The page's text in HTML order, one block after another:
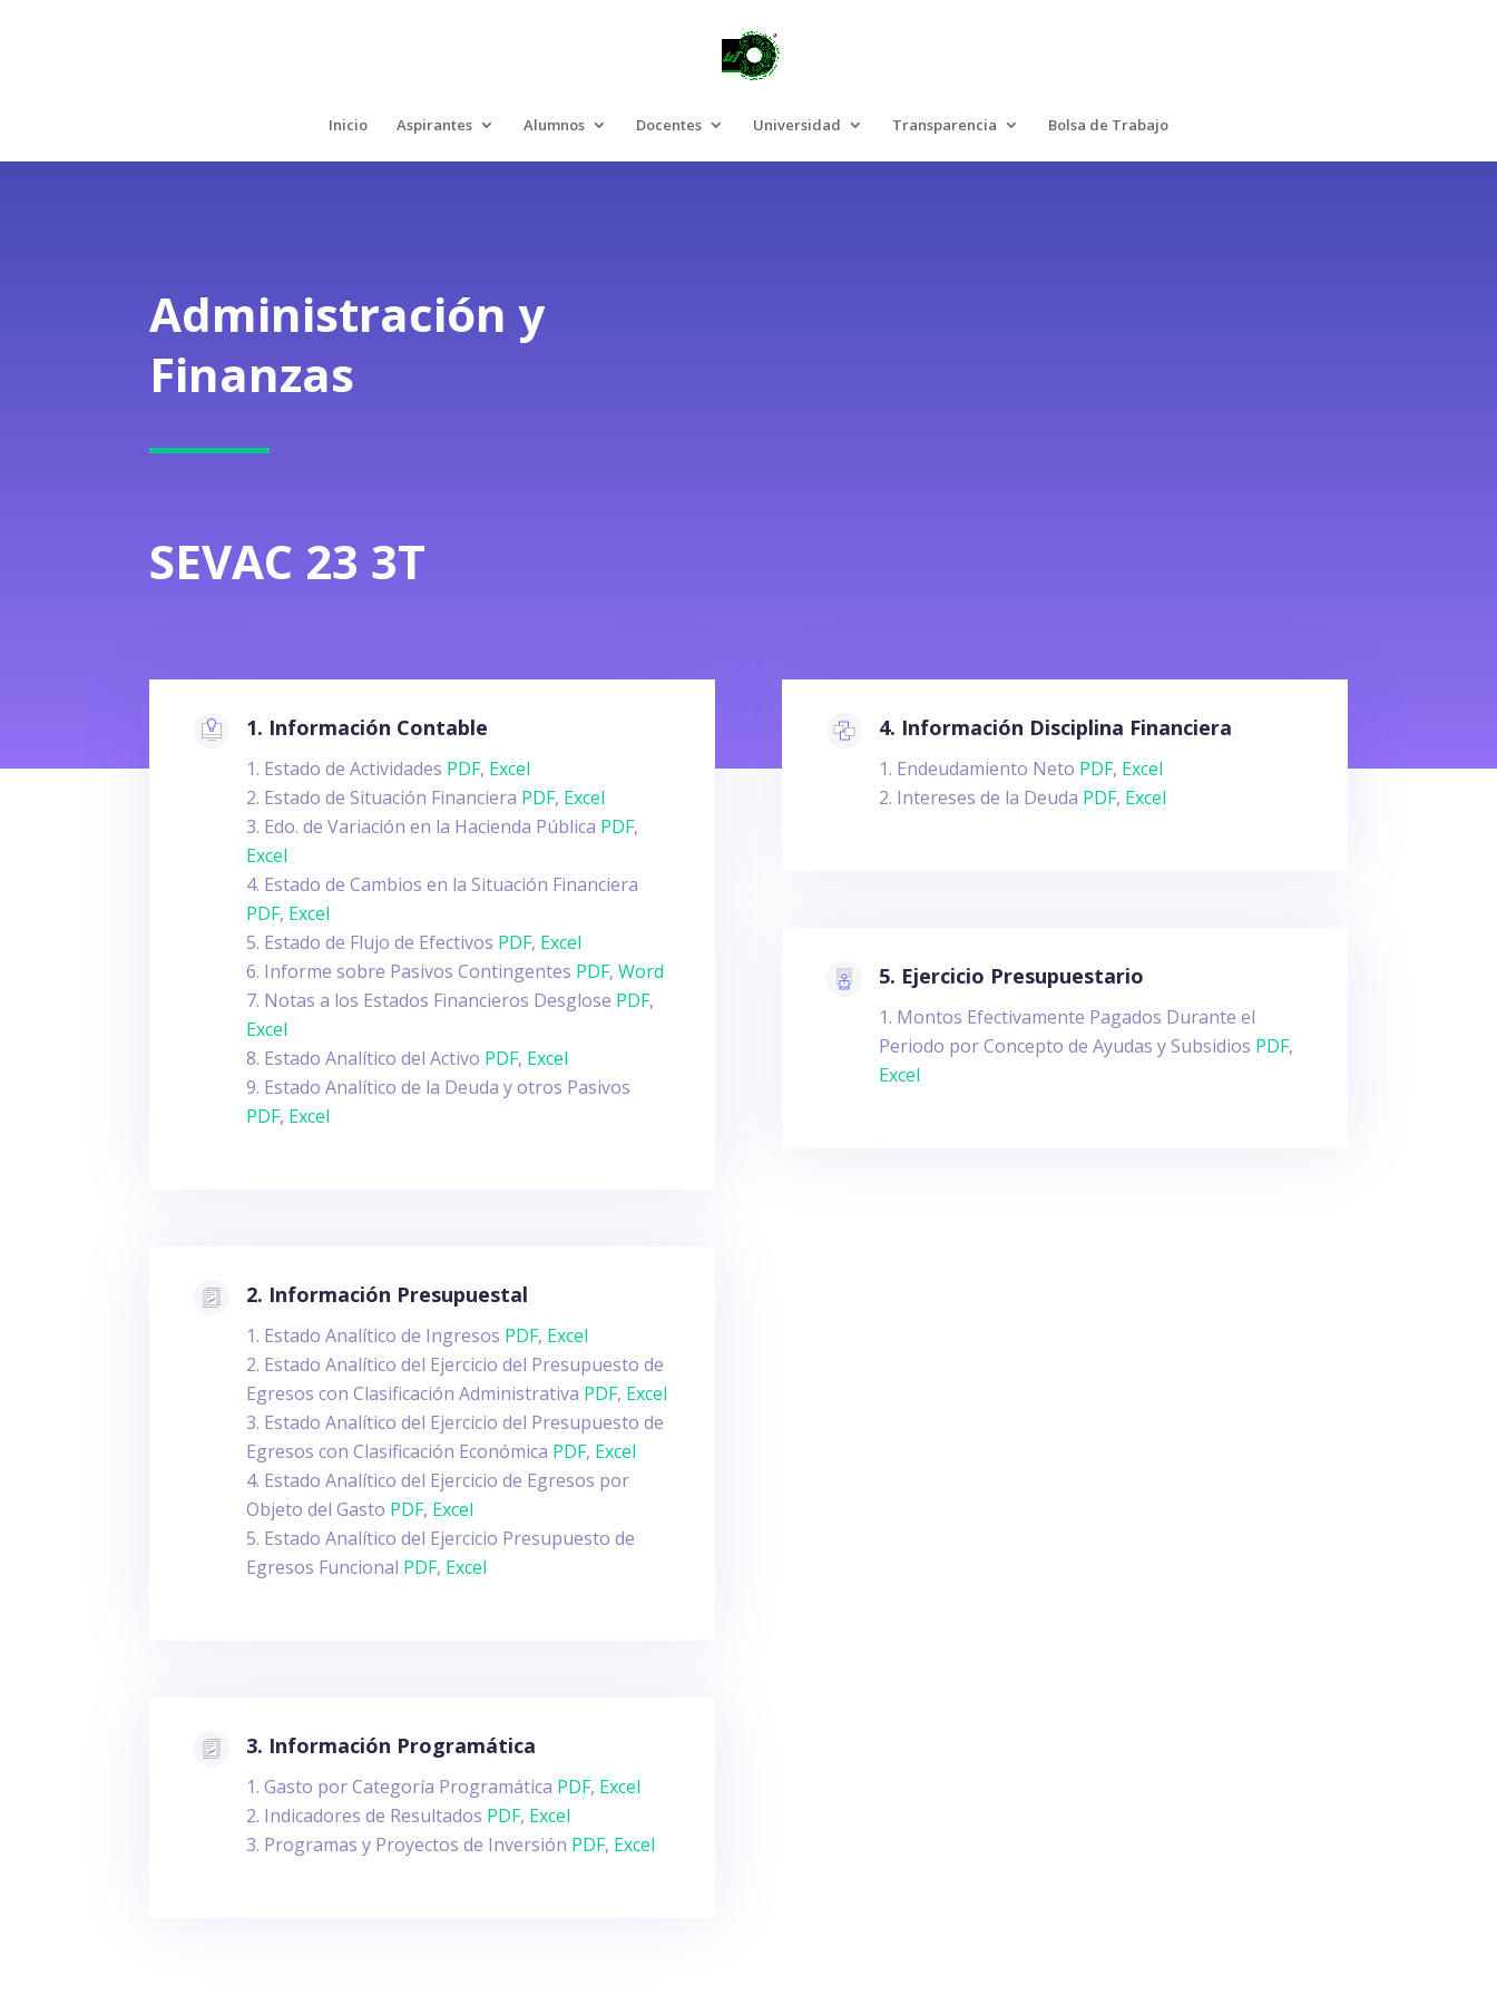
Inicio Aspirantes Alumnos Docentes Universidad Transparencia Bolsa de Trabajo
Administración y
Finanzas
SEVAC 23 3T
1. Información Contable
Estado de Actividades PDF, Excel
Estado de Situación Financiera PDF, Excel
Edo. de Variación en la Hacienda Pública PDF,
Excel
Estado de Cambios en la Situación Financiera
PDF, Excel
Estado de Flujo de Efectivos PDF, Excel
Informe sobre Pasivos Contingentes PDF,Word
Notas a los Estados Financieros Desglose PDF,
Excel
Estado Analítico del Activo PDF, Excel
Estado Analítico de la Deuda y otros Pasivos
PDF, Excel
2. Información Presupuestal
Estado Analítico de Ingresos PDF, Excel
Estado Analítico del Ejercicio del Presupuesto de
Egresos con Clasificación Administrativa PDF, Excel
Estado Analítico del Ejercicio del Presupuesto de
Egresos con Clasificación Económica PDF, Excel
Estado Analítico del Ejercicio de Egresos por
Objeto del Gasto PDF, Excel
Estado Analítico del Ejercicio Presupuesto de
Egresos Funcional PDF, Excel
3. Información Programática
Gasto por Categoría Programática PDF, Excel
Indicadores de Resultados PDF, Excel
Programas y Proyectos de Inversión PDF, Excel
4. Información Disciplina Financiera
Endeudamiento Neto PDF, Excel
Intereses de la Deuda PDF, Excel
5. Ejercicio Presupuestario
Montos Efectivamente Pagados Durante el
Periodo por Concepto de Ayudas y Subsidios PDF,
Excel